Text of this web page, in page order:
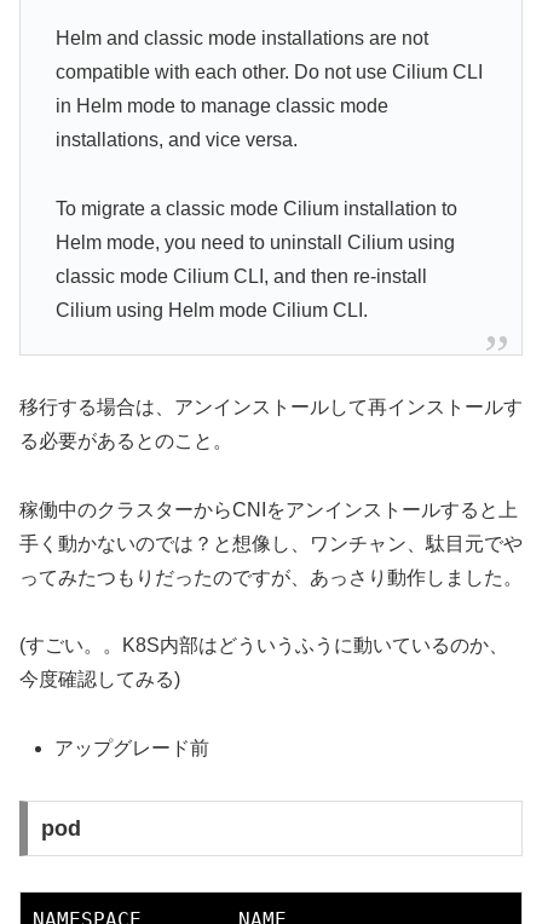
Helm and classic mode installations are not
compatible with each other. Do not use Cilium CLI
in Helm mode to manage classic mode
installations, and vice versa.
To migrate a classic mode Cilium installation to
Helm mode, you need to uninstall Cilium using
classic mode Cilium CLI, and then re-install
Cilium using Helm mode Cilium CLI.
移行する場合は、アンインストールして再インストールす
る必要があるとのこと。
稼働中のクラスターからCNIをアンインストールすると上
手く動かないのでは？と想像し、ワンチャン、駄目元でや
ってみたつもりだったのですが、あっさり動作しました。
(すごい。。K8S内部はどういうふうに動いているのか、
今度確認してみる)
アップグレード前
pod